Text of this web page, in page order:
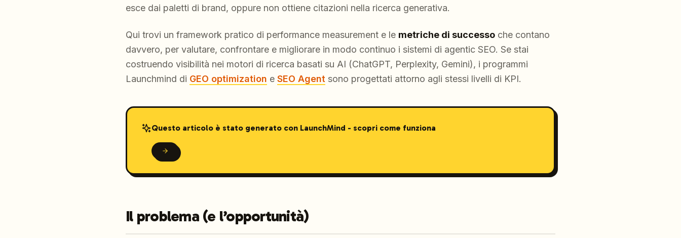
esce dai paletti di brand, oppure non ottiene citazioni nella ricerca generativa.
Qui trovi un framework pratico di performance measurement e le metriche di successo che contano
davvero, per valutare, confrontare e migliorare in modo continuo i sistemi di agentic SEO. Se stai
costruendo visibilità nei motori di ricerca basati su AI (ChatGPT, Perplexity, Gemini), i programmi
Launchmind di GEO optimization e SEO Agent sono progettati attorno agli stessi livelli di KPI.
Questo articolo è stato generato con LaunchMind - scopri come funziona
Il problema (e l’opportunità)